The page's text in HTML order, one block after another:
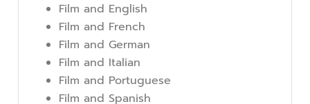
Film and English
Film and French
Film and German
Film and Italian
Film and Portuguese
Film and Spanish